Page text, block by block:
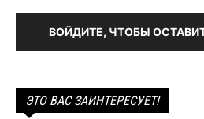
ВОЙДИТЕ, ЧТОБЫ
ЭТО ВАС ЗАИНТЕРЕСУЕТ!